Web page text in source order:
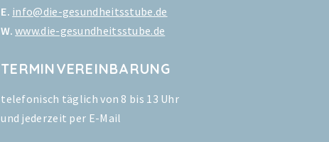
E. info@die-gesundheitsstube.de
W. www.die-gesundheitsstube.de
TERMINVEREINBARUNG
telefonisch täglich von 8 bis 13 Uhr
und jederzeit per E-Mail